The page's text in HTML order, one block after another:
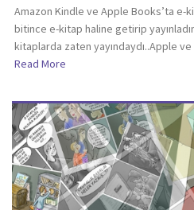
Amazon Kindle ve Apple Books’ta e-
bitince e-kitap haline getirip
kitaplarda zaten yayındaydı..Apple ve
Read More